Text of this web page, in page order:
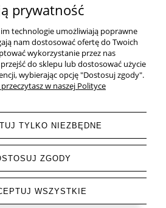
wersję strony
Shoper.pl
prywatność
technologie umożliwiają poprawne
nam dostosować ofertę do Twoich
wykorzystanie przez nas
do sklepu lub dostosować użycie
wybierając opcję "Dostosuj zgody".
w naszej Polityce
TYLKO NIEZBĘDNE
ZGODY
WSZYSTKIE